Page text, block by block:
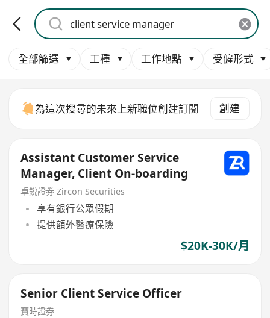
全部篩選 工種 工作地點 受僱形式
為這次搜尋的未來上新職位創建訂閱 創建
Assistant Customer Service
Manager, Client On-boarding
卓銳證券 Zircon Securities
享有銀行公眾假期
提供額外醫療保險
$20K-30K/月
Senior Client Service Officer
寶時證券